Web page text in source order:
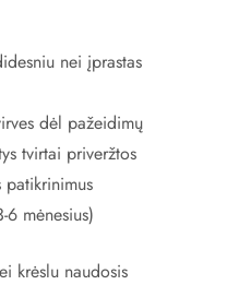
nei įprastas
dėl pažeidimų
tvirtai priveržtos
6 mėnesius)
krėslu naudosis